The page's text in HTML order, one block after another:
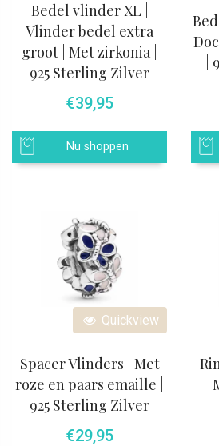
Bedel vlinder XL |
Vlinder bedel extra
groot | Met zirkonia |
925 Sterling Zilver
€39,95
Nu shoppen
Quickview
Spacer Vlinders | Met
roze en paars emaille |
925 Sterling Zilver
€29,95